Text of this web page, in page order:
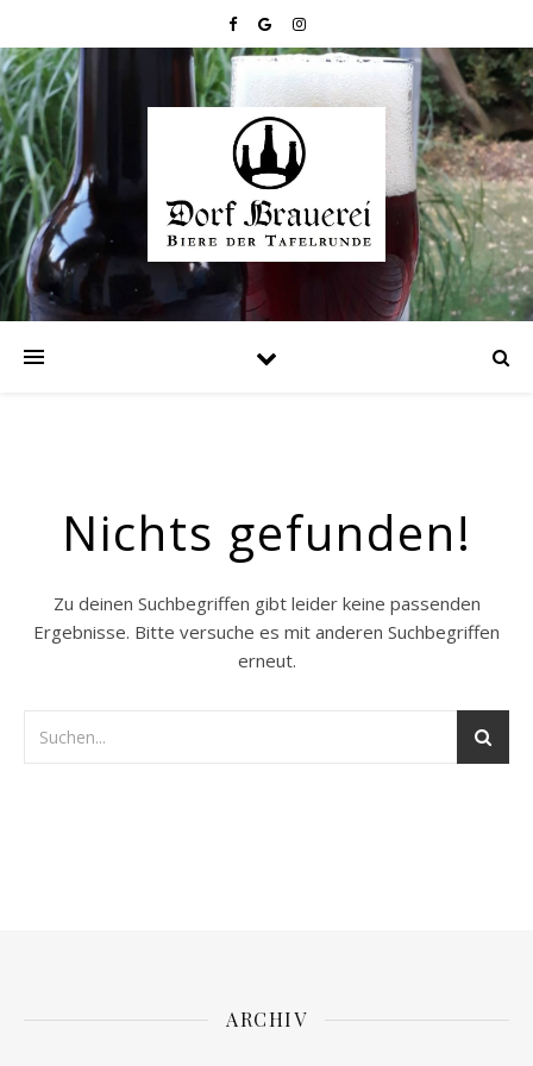
Nichts gefunden!
Zu deinen Suchbegriffen gibt leider keine passenden
Ergebnisse. Bitte versuche es mit anderen Suchbegriffen
erneut.
ARCHIV